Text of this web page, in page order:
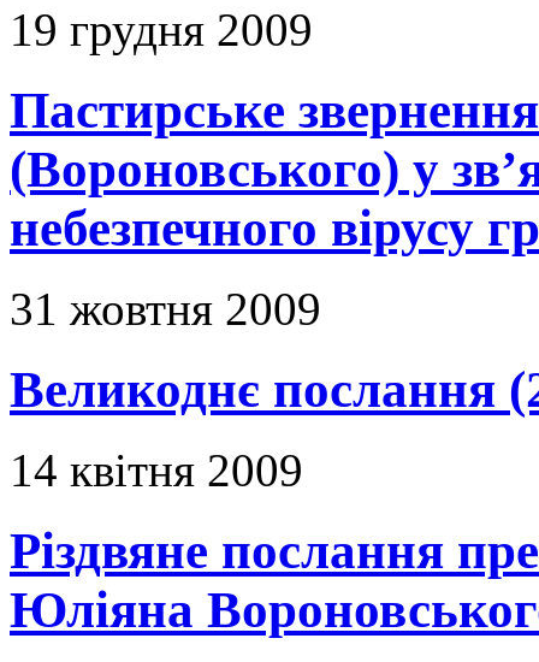
19 грудня 2009
Пастирське
(Вороновського) у
небезпечного вірусу
31 жовтня 2009
Великоднє послання
14 квітня 2009
Різдвяне послання
Юліяна